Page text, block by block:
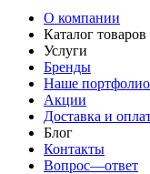
О компании
Каталог товаров
Услуги
Бренды
Наше портфолио
Акции
Доставка и
Блог
Контакты
Вопрос—ответ